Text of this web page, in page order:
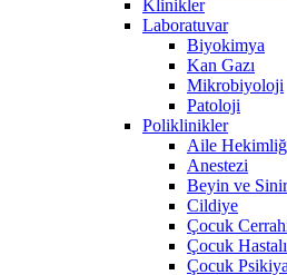
Klinikler
Laboratuvar
Biyokimya
Kan Gazı
Mikrobiyoloji
Patoloji
Poliklinikler
Aile
Anestezi
Beyin ve
Cildiye
Çocuk
Çocuk
Çocuk